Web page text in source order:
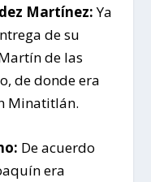
Martínez:Ya
de su
de las
de donde era
Minatitlán.
De acuerdo
era